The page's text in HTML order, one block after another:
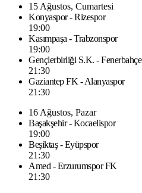
15 Ağustos, Cumartesi
Konyaspor - Rizespor
19:00
Kasımpaşa - Trabzonspor
19:00
Gençlerbirliği S.K. - Fenerbahçe
21:30
Gaziantep FK - Alanyaspor
21:30
16 Ağustos, Pazar
Başakşehir - Kocaelispor
19:00
Beşiktaş - Eyüpspor
21:30
Amed - Erzurumspor FK
21:30